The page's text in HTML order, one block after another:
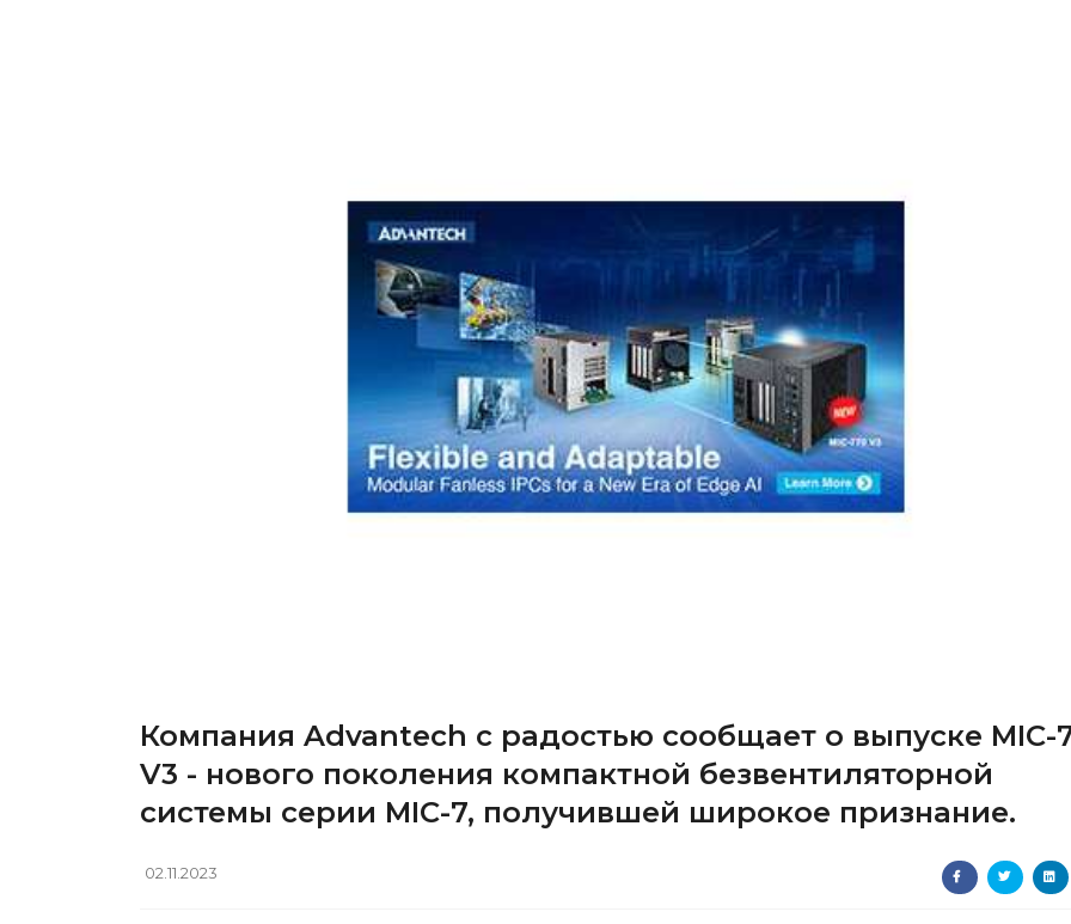
Компания Advantech с радостью сообщает о выпуске MIC-
V3 - нового поколения компактной безвентиляторной
системы серии MIC-7, получившей широкое признание.
02.11.2023